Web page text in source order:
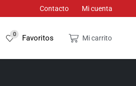
Contacto Mi cuenta
0 Favoritos Mi carrito